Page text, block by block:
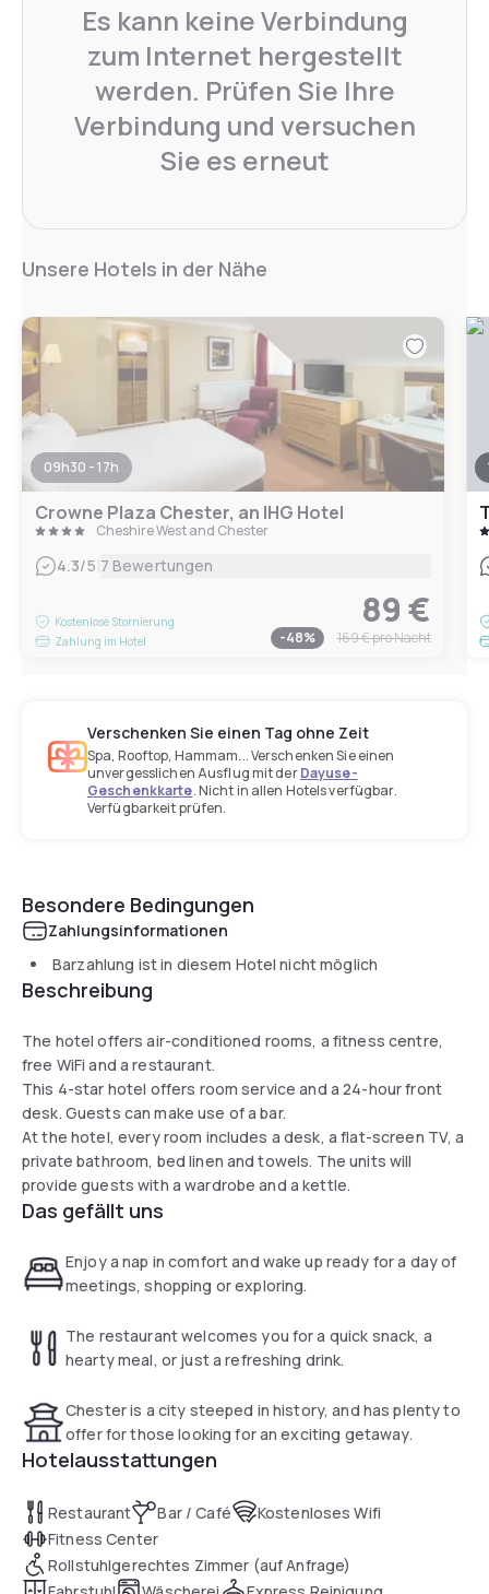
Es kann keine Verbindung
zum Internet hergestellt
werden. Prüfen Sie Ihre
Verbindung und versuchen
Sie es erneut
Unsere Hotels in der Nähe
09h30 - 17h
Crowne Plaza Chester, an IHG Hotel
Cheshire West and Chester
4.3/5 7 Bewertungen
Kostenlose Stornierung
Zahlung im Hotel
89 €
-48% 169 €pro Nacht
Verschenken Sie einen Tag ohne Zeit
Spa, Rooftop, Hammam... Verschenken Sie einen
unvergesslichen Ausflug mit derDayuse-
Geschenkkarte. Nicht in allen Hotels verfügbar.
Verfügbarkeit prüfen.
Besondere Bedingungen
Zahlungsinformationen
Barzahlung ist in diesem Hotel nicht möglich
Beschreibung
The hotel offers air-conditioned rooms, a fitness centre,
free WiFi and a restaurant.
This 4-star hotel offers room service and a 24-hour front
desk. Guests can make use of a bar.
At the hotel, every room includes a desk, a flat-screen TV, a
private bathroom, bed linen and towels. The units will
provide guests with a wardrobe and a kettle.
Das gefällt uns
Enjoy a nap in comfort and wake up ready for a day of
meetings, shopping or exploring.
The restaurant welcomes you for a quick snack, a
hearty meal, or just a refreshing drink.
Chester is a city steeped in history, and has plenty to
offer for those looking for an exciting getaway.
Hotelausstattungen
Restaurant Bar / Café
Kostenloses Wifi
Fitness Center
Rollstuhlgerechtes Zimmer (auf Anfrage)